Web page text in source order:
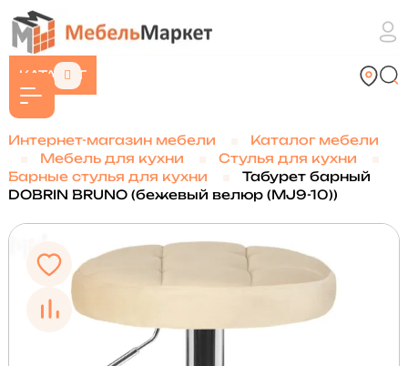
КАТАЛОГ
Интернет-магазин мебели
Каталог мебели
Мебель для кухни
Стулья для кухни
Барные стулья для кухни
Табурет барный
DOBRIN BRUNO (бежевый велюр (MJ9-10))